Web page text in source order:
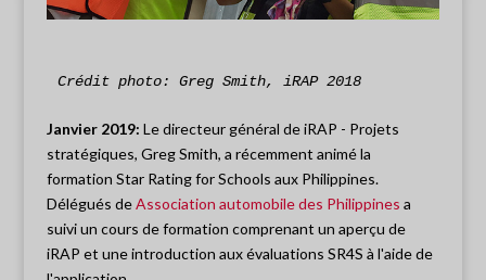
Crédit photo: Greg Smith, iRAP 2018
Janvier 2019: Le directeur général de iRAP - Projets
stratégiques, Greg Smith, a récemment animé la
formation Star Rating for Schools aux Philippines.
Délégués deAssociation automobile des Philippines a
suivi un cours de formation comprenant un aperçu de
iRAP et une introduction aux évaluations SR4S à l'aide de